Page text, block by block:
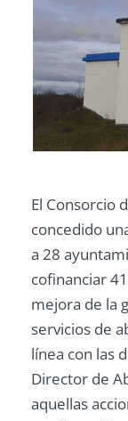
El Consorcio
concedido
a 28
cofinanciar
mejora de la
servicios de
línea con las
Director de
aquellas